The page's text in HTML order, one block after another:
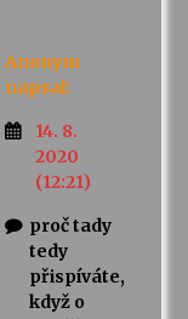
Anonym
napsal:
14. 8.
2020
(12:21)
proč tady
tedy
přispíváte,
když o